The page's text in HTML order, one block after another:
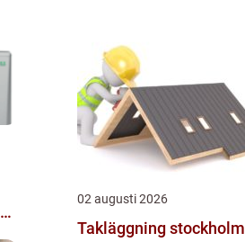
02 augusti 2026
Takläggning stockholm